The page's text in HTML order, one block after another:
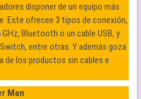
disponer de un equipo más
Este ofrecee 3 tipos de conexión,
Bluetooth o un cable USB, y
entre otras. Y además goza
de los productos sin cables e
Man